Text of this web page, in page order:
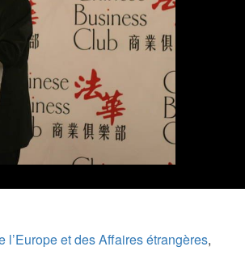
l’Europe et des Affaires étrangères,